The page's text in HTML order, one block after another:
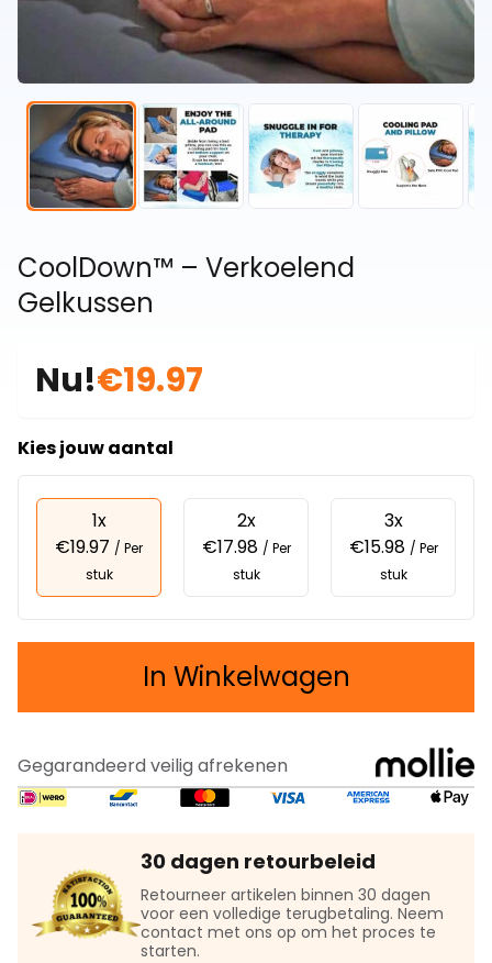
CoolDown™ – Verkoelend
Gelkussen
Nu!€19.97
Kies jouw aantal
1x
€19.97 / Per
stuk
2x
€17.98 / Per
stuk
3x
€15.98 / Per
stuk
In Winkelwagen
Gegarandeerd veilig afrekenen
30 dagen retourbeleid
Retourneer artikelen binnen 30 dagen
voor een volledige terugbetaling. Neem
contact met ons op om het proces te
starten.